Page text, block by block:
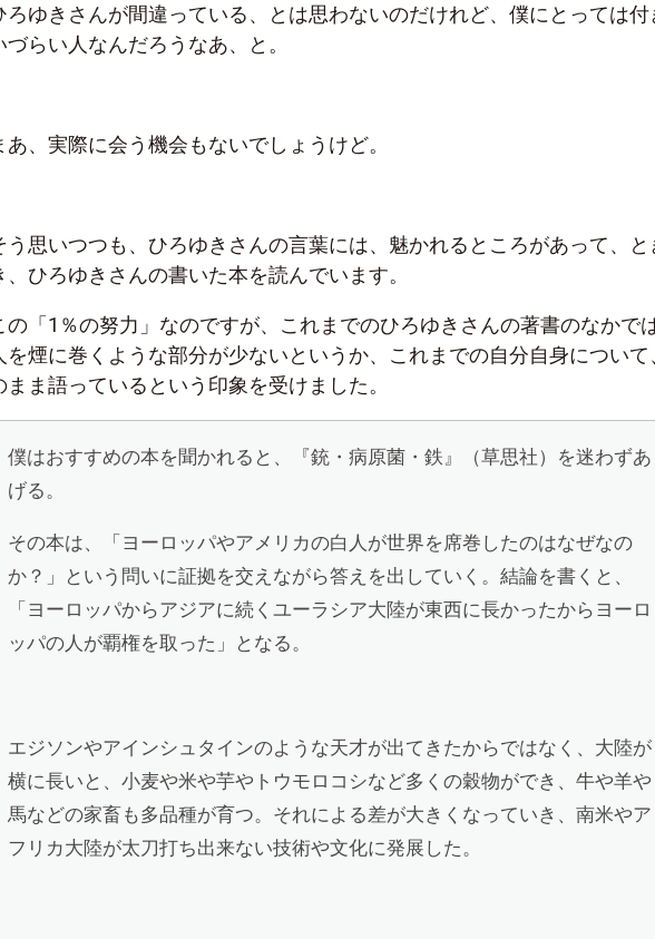
ろゆきさんが間違っている、とは思わないのだけれど、僕にとっては付
づらい人なんだろうなあ、と。
あ、実際に会う機会もないでしょうけど。
う思いつつも、ひろゆきさんの言葉には、魅かれるところがあって、と
、ひろゆきさんの書いた本を読んでいます。
の「1％の努力」なのですが、これまでのひろゆきさんの著書のなかでは
を煙に巻くような部分が少ないというか、これまでの自分自身について
まま語っているという印象を受けました。
僕はおすすめの本を聞かれると、『銃・病原菌・鉄』（草思社）を迷わずあ
げる。
その本は、「ヨーロッパやアメリカの白人が世界を席巻したのはなぜなの
か？」という問いに証拠を交えながら答えを出していく。結論を書くと、
「ヨーロッパからアジアに続くユーラシア大陸が東西に長かったからヨーロ
ッパの人が覇権を取った」となる。
エジソンやアインシュタインのような天才が出てきたからではなく、大陸が
横に長いと、小麦や米や芋やトウモロコシなど多くの穀物ができ、牛や羊や
馬などの家畜も多品種が育つ。それによる差が大きくなっていき、南米やア
フリカ大陸が太刀打ち出来ない技術や文化に発展した。